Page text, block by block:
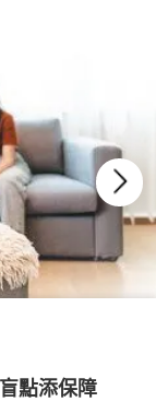
點添保障